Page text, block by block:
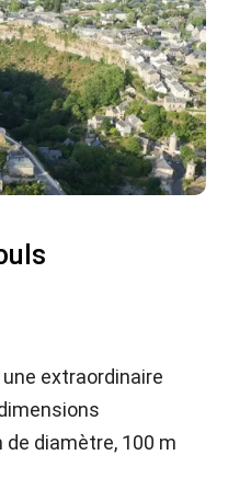
extraordinaire
diamètre, 100 m